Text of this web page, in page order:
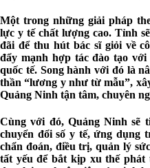
Một trong những giải pháp
lực y tế chất lượng cao. Tỉnh
đãi để thu hút bác sĩ giỏi về
đẩy mạnh hợp tác đào tạo
quốc tế. Song hành với đó là
thần “lương y như từ mẫu”,
Quảng Ninh tận tâm, chuyên
Cùng với đó, Quảng Ninh sẽ
chuyển đổi số y tế, ứng dụng
chẩn đoán, điều trị, quản lý
tất yếu để bắt kịp xu thế